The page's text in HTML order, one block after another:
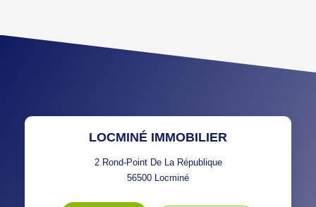
TAUX DE PROPRIÉTAIRES
DISTANCE DE L'AÉROPORT :
LOCMINÉ IMMOBILIER
2 Rond-Point De La République
56500 Locminé